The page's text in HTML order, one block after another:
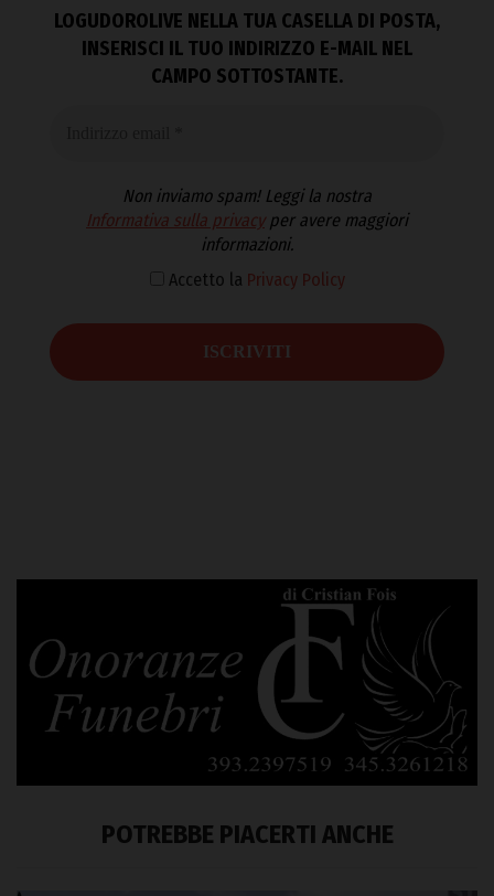
LOGUDOROLIVE NELLA TUA CASELLA DI POSTA,
INSERISCI IL TUO INDIRIZZO E-MAIL NEL
CAMPO SOTTOSTANTE.
Non inviamo spam! Leggi la nostra
Informativa sulla privacyper avere maggiori
informazioni.
Accetto la Privacy Policy
POTREBBE PIACERTI ANCHE